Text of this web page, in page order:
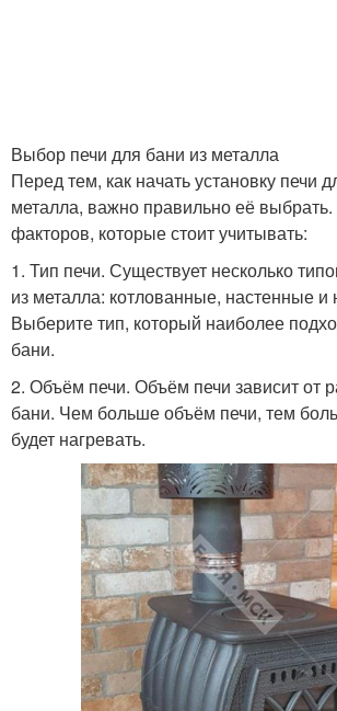
Выбор печи для бани из металла
Перед тем, как начать установку печи
металла, важно правильно её выбрать.
факторов, которые стоит учитывать:
1. Тип печи. Существует несколько
из металла: котлованные, настенные и
Выберите тип, который наиболее
бани.
2. Объём печи. Объём печи зависит от
бани. Чем больше объём печи, тем
будет нагревать.